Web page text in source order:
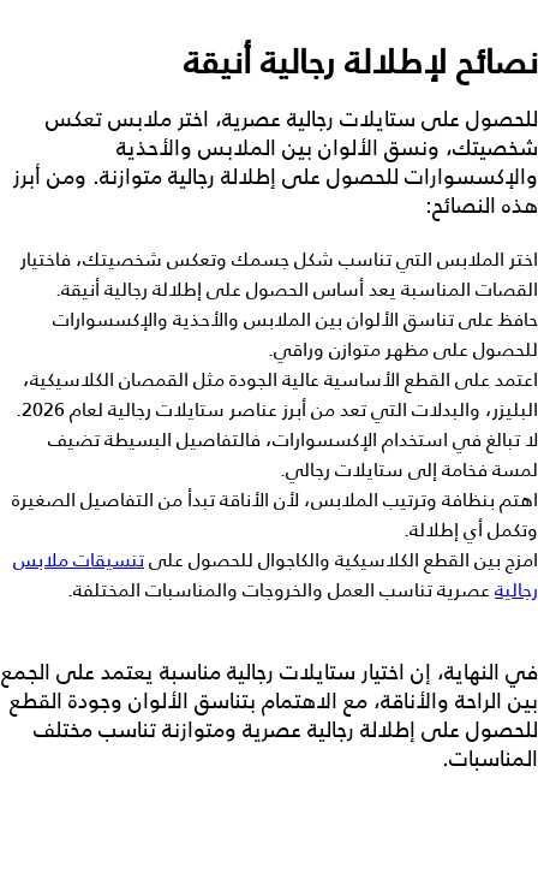
نصائح لإطلالة رجالية أنيقة
للحصول على ستايلات رجالية عصرية، اختر ملابس تعكس
شخصيتك، ونسق الألوان بين الملابس والأحذية
والإكسسوارات للحصول على إطلالة رجالية متوازنة. ومن أبرز
هذه النصائح:
اختر الملابس التي تناسب شكل جسمك وتعكس شخصيتك، فاختيار
القصات المناسبة يعد أساس الحصول على إطلالة رجالية أنيقة.
حافظ على تناسق الألوان بين الملابس والأحذية والإكسسوارات
للحصول على مظهر متوازن وراقي.
اعتمد على القطع الأساسية عالية الجودة مثل القمصان الكلاسيكية،
البليزر، والبدلات التي تعد من أبرز عناصر ستايلات رجالية لعام 2026.
لا تبالغ في استخدام الإكسسوارات، فالتفاصيل البسيطة تضيف
لمسة فخامة إلى ستايلات رجالي.
اهتم بنظافة وترتيب الملابس، لأن الأناقة تبدأ من التفاصيل الصغيرة
وتكمل أي إطلالة.
امزج بين القطع الكلاسيكية والكاجوال للحصول علىتنسيقات ملابس
رجالية عصرية تناسب العمل والخروجات والمناسبات المختلفة.
في النهاية، إن اختيار ستايلات رجاليةمناسبة يعتمد على الجمع
بين الراحة والأناقة، مع الاهتمام بتناسق الألوان وجودة القطع
للحصول على إطلالة رجالية عصرية ومتوازنة تناسب مختلف
المناسبات.